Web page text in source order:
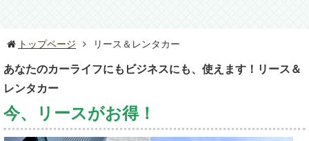
トップページ リース＆レンタカー
あなたのカーライフにもビジネスにも、使えます！リース＆
レンタカー
今、リースがお得！